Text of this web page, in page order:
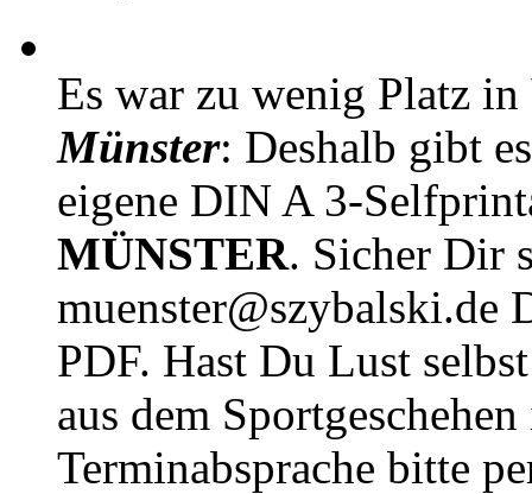
Es war zu wenig Platz in
Münster: Deshalb gibt
eigene DIN A 3-
MÜNSTER. Sicher Dir
muenster@szybalski.de
PDF. Hast Du Lust
aus dem
Terminabsprache bitte